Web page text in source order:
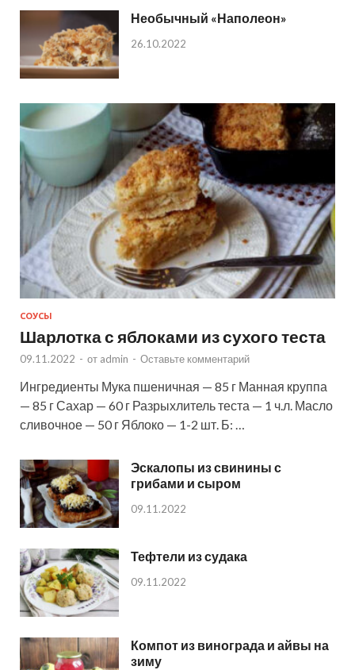
Необычный «Наполеон»
26.10.2022
СОУСЫ
Шарлотка с яблоками из сухого теста
09.11.2022 - от admin - Оставьте комментарий
Ингредиенты Мука пшеничная — 85 г Манная круппа
— 85 г Сахар — 60 г Разрыхлитель теста — 1 ч.л. Масло
сливочное — 50 г Яблоко — 1-2 шт. Б: …
Эскалопы из свинины с
грибами и сыром
09.11.2022
Тефтели из судака
09.11.2022
Компот из винограда и айвы на
зиму